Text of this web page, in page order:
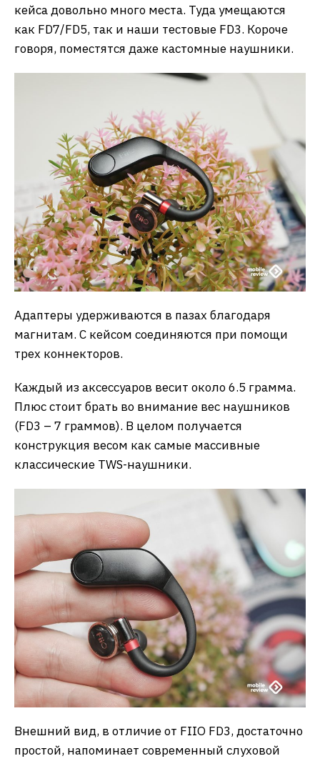
кейса довольно много места. Туда умещаются
как FD7/FD5, так и наши тестовые FD3. Короче
говоря, поместятся даже кастомные наушники.
Адаптеры удерживаются в пазах благодаря
магнитам. С кейсом соединяются при помощи
трех коннекторов.
Каждый из аксессуаров весит около 6.5 грамма.
Плюс стоит брать во внимание вес наушников
(FD3 – 7 граммов). В целом получается
конструкция весом как самые массивные
классические TWS-наушники.
Внешний вид, в отличие от FIIO FD3, достаточно
простой, напоминает современный слуховой